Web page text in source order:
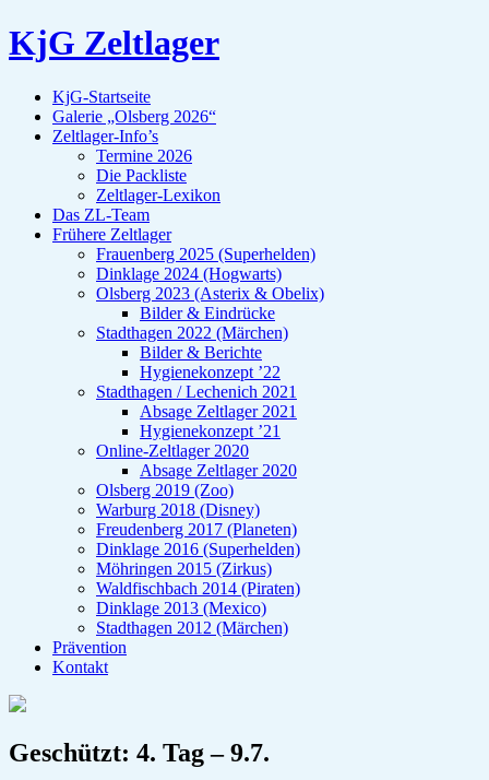
KjG Zeltlager
KjG-Startseite
Galerie „Olsberg 2026“
Zeltlager-Info’s
Termine 2026
Die Packliste
Zeltlager-Lexikon
Das ZL-Team
Frühere Zeltlager
Frauenberg 2025 (Superhelden)
Dinklage 2024 (Hogwarts)
Olsberg 2023 (Asterix & Obelix)
Bilder & Eindrücke
Stadthagen 2022 (Märchen)
Bilder & Berichte
Hygienekonzept ’22
Stadthagen / Lechenich 2021
Absage Zeltlager 2021
Hygienekonzept ’21
Online-Zeltlager 2020
Absage Zeltlager 2020
Olsberg 2019 (Zoo)
Warburg 2018 (Disney)
Freudenberg 2017 (Planeten)
Dinklage 2016 (Superhelden)
Möhringen 2015 (Zirkus)
Waldfischbach 2014 (Piraten)
Dinklage 2013 (Mexico)
Stadthagen 2012 (Märchen)
Prävention
Kontakt
Geschützt: 4. Tag – 9.7.